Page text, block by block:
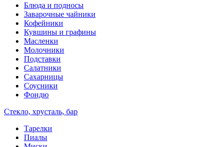
Блюда и подносы
Заварочные чайники
Кофейники
Кувшины и графины
Масленки
Молочники
Подставки
Салатники
Сахарницы
Соусники
Фондю
Стекло, хрусталь, бар
Тарелки
Пиалы